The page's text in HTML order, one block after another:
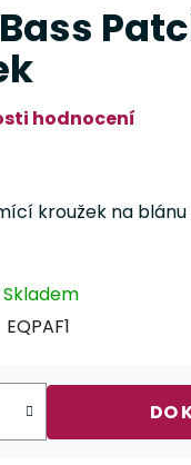
Bass
hodnocení
kroužek na
Skladem
EQPAF1
DO